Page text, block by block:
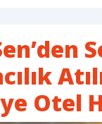
Otel